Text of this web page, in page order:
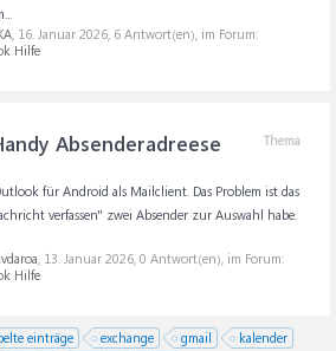
, 16. Januar 2026, 6 Antwort(en), im Forum:
Hilfe
Thema
Absenderadreese
für Android als Mailclient. Das Problem ist das
verfassen" zwei Absender zur Auswahl habe.
, 13. Januar 2026, 0 Antwort(en), im Forum:
Hilfe
einträge exchange gmail
kalender